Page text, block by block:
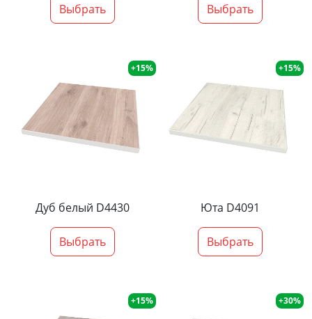
Выбрать Выбрать
+15%
Дуб белый D4430
Выбрать
+15%
Юта D4091
Выбрать
+15% +30%